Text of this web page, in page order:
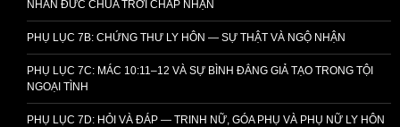
NHÂN ĐỨC CHÚA TRỜI CHẤP NHẬN
PHỤ LỤC 7B: CHỨNG THƯ LY HÔN — SỰ THẬT VÀ NGỘ NHẬN
PHỤ LỤC 7C: MÁC 10:11–12 VÀ SỰ BÌNH ĐẲNG GIẢ TẠO TRONG TỘI
NGOẠI TÌNH
PHỤ LỤC 7D: HỎI VÀ ĐÁP — TRINH NỮ, GÓA PHỤ VÀ PHỤ NỮ LY HÔN